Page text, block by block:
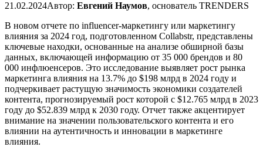
21.02.2024Автор: Евгений Наумов, основатель TRENDERS
В новом отчете по influencer-маркетингу или маркетингу
влияния за 2024 год, подготовленном Collabstr, представлены
ключевые находки, основанные на анализе обширной базы
данных, включающей информацию от 35 000 брендов и 80
000 инфлюенсеров. Это исследование выявляет рост рынка
маркетинга влияния на 13.7% до $198 млрд в 2024 году и
подчеркивает растущую значимость экономики создателей
контента, прогнозируемый рост которой с $12.765 млрд в 2023
году до $52.839 млрд к 2030 году. Отчет также акцентирует
внимание на значении пользовательского контента и его
влиянии на аутентичность и инновации в маркетинге
влияния.